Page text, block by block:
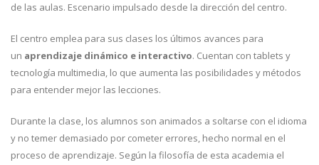
de las aulas. Escenario impulsado desde la dirección del centro.
El centro emplea para sus clases los últimos avances para
un aprendizaje dinámico e interactivo. Cuentan con tablets y
tecnología multimedia, lo que aumenta las posibilidades y métodos
para entender mejor las lecciones.
Durante la clase, los alumnos son animados a soltarse con el idioma
y no temer demasiado por cometer errores, hecho normal en el
proceso de aprendizaje. Según la filosofía de esta academia el